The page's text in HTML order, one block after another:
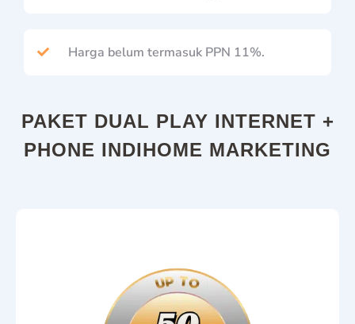
Harga belum termasuk PPN 11%.
PAKET DUAL PLAY INTERNET +
PHONE INDIHOME MARKETING